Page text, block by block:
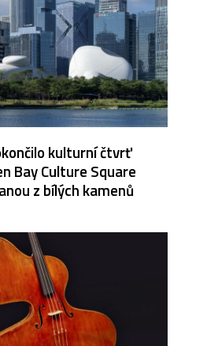
kulturní čtvrť
Bay Culture Square
z bílých kamenů